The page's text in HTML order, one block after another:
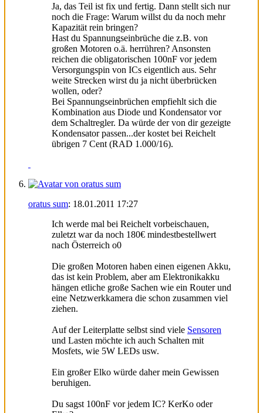
Ja, das Teil ist fix und fertig. Dann stellt sich nur
noch die Frage: Warum willst du da noch mehr
Kapazität rein bringen?
Hast du Spannungseinbrüche die z.B. von
großen Motoren o.ä. herrühren? Ansonsten
reichen die obligatorischen 100nF vor jedem
Versorgungspin von ICs eigentlich aus. Sehr
weite Strecken wirst du ja nicht überbrücken
wollen, oder?
Bei Spannungseinbrüchen empfiehlt sich die
Kombination aus Diode und Kondensator vor
dem Schaltregler. Da würde der von dir gezeigte
Kondensator passen...der kostet bei Reichelt
übrigen 7 Cent (RAD 1.000/16).
oratus sum: 18.01.2011 17:27
Ich werde mal bei Reichelt vorbeischauen,
zuletzt war da noch 180€ mindestbestellwert
nach Österreich o0
Die großen Motoren haben einen eigenen Akku,
das ist kein Problem, aber am Elektronikakku
hängen etliche große Sachen wie ein Router und
eine Netzwerkkamera die schon zusammen viel
ziehen.
Auf der Leiterplatte selbst sind viele Sensoren
und Lasten möchte ich auch Schalten mit
Mosfets, wie 5W LEDs usw.
Ein großer Elko würde daher mein Gewissen
beruhigen.
Du sagst 100nF vor jedem IC? KerKo oder